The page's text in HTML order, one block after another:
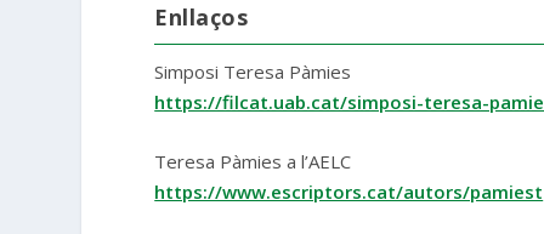
Enllaços
Simposi Teresa Pàmies
https://filcat.uab.cat/simposi-teresa-
Teresa Pàmies a l’AELC
https://www.escriptors.cat/autors/pamiest